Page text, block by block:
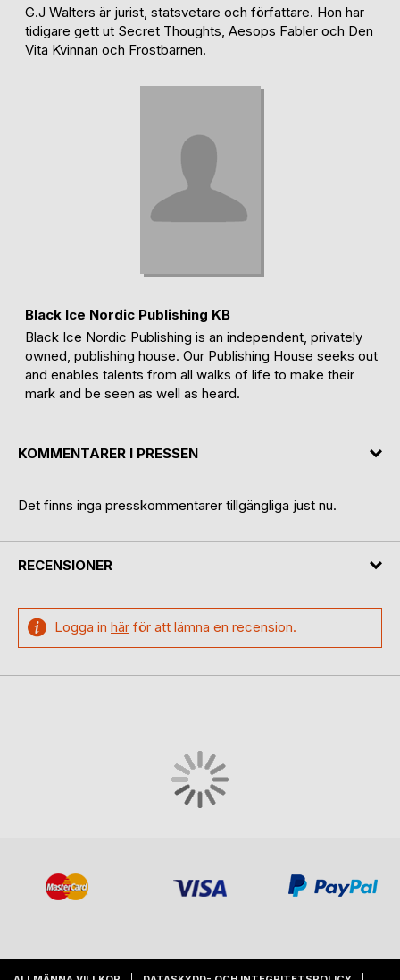
G.J Walters är jurist, statsvetare och författare. Hon har
tidigare gett ut Secret Thoughts, Aesops Fabler och Den
Vita Kvinnan och Frostbarnen.
Black Ice Nordic Publishing KB
Black Ice Nordic Publishing is an independent, privately
owned, publishing house. Our Publishing House seeks out
and enables talents from all walks of life to make their
mark and be seen as well as heard.
KOMMENTARER I PRESSEN
Det finns inga presskommentarer tillgängliga just nu.
RECENSIONER
Logga in här för att lämna en recension.